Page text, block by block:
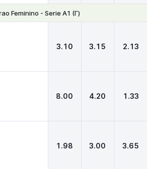
Feminino - Serie A1 (Γ)
3.10 3.15 2.13
8.00 4.20 1.33
1.98 3.00 3.65